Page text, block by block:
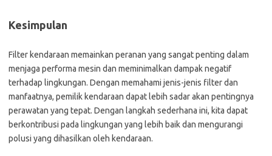
Kesimpulan
Filter kendaraan memainkan peranan yang sangat penting dalam
menjaga performa mesin dan meminimalkan dampak negatif
terhadap lingkungan. Dengan memahami jenis-jenis filter dan
manfaatnya, pemilik kendaraan dapat lebih sadar akan pentingnya
perawatan yang tepat. Dengan langkah sederhana ini, kita dapat
berkontribusi pada lingkungan yang lebih baik dan mengurangi
polusi yang dihasilkan oleh kendaraan.